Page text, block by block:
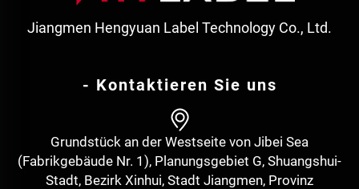
Jiangmen Hengyuan Label Technology Co., Ltd.
- Kontaktieren Sie uns
Grundstück an der Westseite von Jibei Sea
(Fabrikgebäude Nr. 1), Planungsgebiet G, Shuangshui-
Stadt, Bezirk Xinhui, Stadt Jiangmen, Provinz